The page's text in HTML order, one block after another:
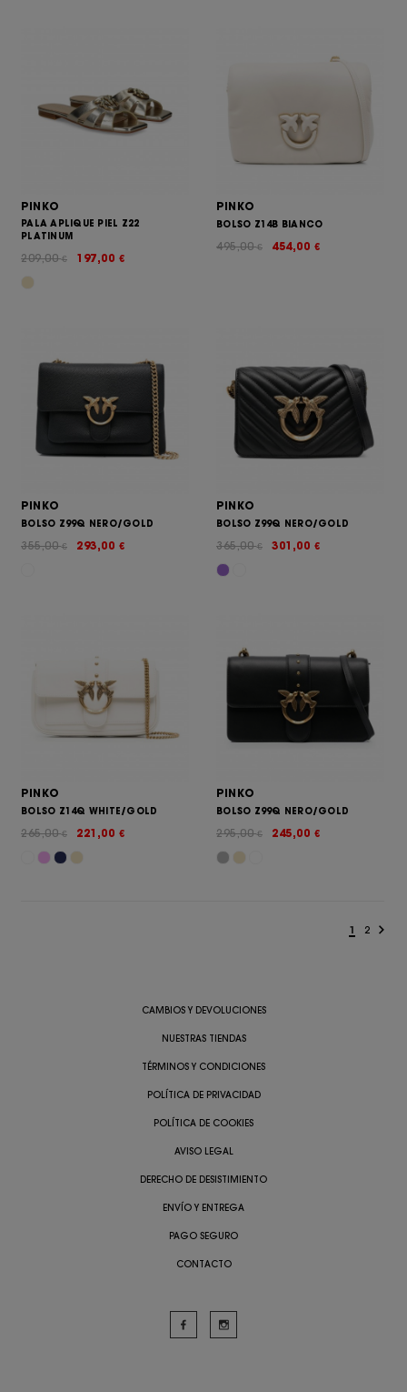
PINKO
PALA APLIQUE PIEL Z22
PLATINUM
197,00 €
209,00€
PINKO
BOLSO Z14B BIANCO
454,00 €
495,00€
PINKO
BOLSO Z99Q NERO/GOLD
293,00 €
355,00€
PINKO
BOLSO Z99Q NERO/GOLD
301,00 €
365,00€
PINKO
BOLSO Z14Q WHITE/GOLD
221,00 €
265,00€
PINKO
BOLSO Z99Q NERO/GOLD
245,00 €
295,00€
1 2
CAMBIOS Y DEVOLUCIONES
NUESTRAS TIENDAS
TÉRMINOS Y CONDICIONES
POLÍTICA DE PRIVACIDAD
POLÍTICA DE COOKIES
AVISO LEGAL
DERECHO DE DESISTIMIENTO
ENVÍO Y ENTREGA
PAGO SEGURO
CONTACTO